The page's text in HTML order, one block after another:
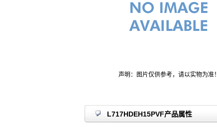
声明：图片仅供参考，请以实物为准！
L717HDEH15PVF产品属性